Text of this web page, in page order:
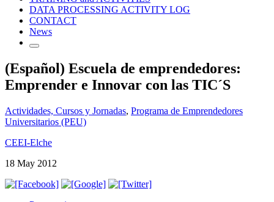
DATA PROCESSING ACTIVITY LOG
CONTACT
News
(Español) Escuela de emprendedores:
Emprender e Innovar con las TIC´S
Actividades, Cursos y Jornadas, Programa de Emprendedores
Universitarios (PEU)
CEEI-Elche
18 May 2012